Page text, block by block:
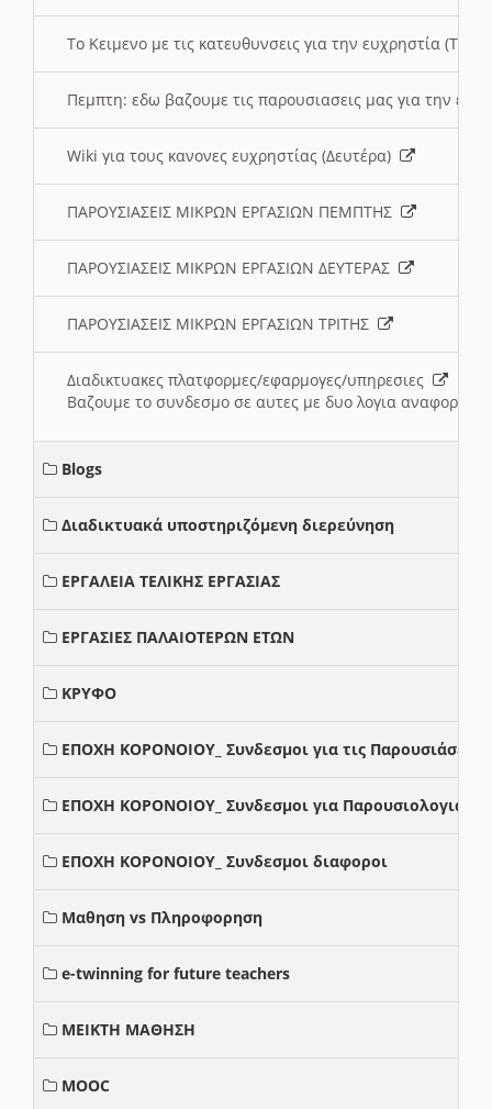
To Κειμενο με τις κατευθυνσεις για την ευχρηστία
Πεμπτη: εδω βαζουμε τις παρουσιασεις μας για την
Wiki για τους κανονες ευχρηστίας (Δευτέρα)
ΠΑΡΟΥΣΙΑΣΕΙΣ ΜΙΚΡΩΝ ΕΡΓΑΣΙΩΝ ΠΕΜΠΤΗΣ
ΠΑΡΟΥΣΙΑΣΕΙΣ ΜΙΚΡΩΝ ΕΡΓΑΣΙΩΝ ΔΕΥΤΕΡΑΣ
ΠΑΡΟΥΣΙΑΣΕΙΣ ΜΙΚΡΩΝ ΕΡΓΑΣΙΩΝ ΤΡΙΤΗΣ
Διαδικτυακες πλατφορμες/εφαρμογες/υπηρεσιες
Βαζουμε το συνδεσμο σε αυτες με δυο λογια αναφορικα
Blogs
Διαδικτυακά υποστηριζόμενη διερεύνηση
ΕΡΓΑΛΕΙΑ ΤΕΛΙΚΗΣ ΕΡΓΑΣΙΑΣ
ΕΡΓΑΣΙΕΣ ΠΑΛΑΙΟΤΕΡΩΝ ΕΤΩΝ
ΚΡΥΦΟ
ΕΠΟΧΗ ΚΟΡΟΝΟΙΟΥ_ Συνδεσμοι για τις Παρουσιάσεις
ΕΠΟΧΗ ΚΟΡΟΝΟΙΟΥ_ Συνδεσμοι για Παρουσιολογια
ΕΠΟΧΗ ΚΟΡΟΝΟΙΟΥ_ Συνδεσμοι διαφοροι
Μαθηση vs Πληροφορηση
e-twinning for future teachers
ΜΕΙΚΤΗ ΜΑΘΗΣΗ
MOOC